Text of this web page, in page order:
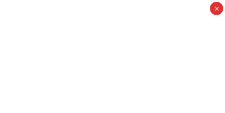
×
×
×
×
×
×
×
×